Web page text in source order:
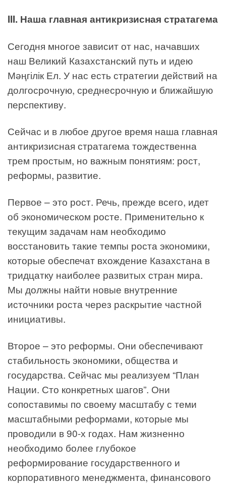
III. Наша главная антикризисная стратагема
Сегодня многое зависит от нас, начавших
наш Великий Казахстанский путь и идею
Мәңгілік Ел. У нас есть стратегии действий на
долгосрочную, среднесрочную и ближайшую
перспективу.
Сейчас и в любое другое время наша главная
антикризисная стратагема тождественна
трем простым, но важным понятиям: рост,
реформы, развитие.
Первое – это рост. Речь, прежде всего, идет
об экономическом росте. Применительно к
текущим задачам нам необходимо
восстановить такие темпы роста экономики,
которые обеспечат вхождение Казахстана в
тридцатку наиболее развитых стран мира.
Мы должны найти новые внутренние
источники роста через раскрытие частной
инициативы.
Второе – это реформы. Они обеспечивают
стабильность экономики, общества и
государства. Сейчас мы реализуем “План
Нации. Сто конкретных шагов”. Они
сопоставимы по своему масштабу с теми
масштабными реформами, которые мы
проводили в 90-х годах. Нам жизненно
необходимо более глубокое
реформирование государственного и
корпоративного менеджмента, финансового